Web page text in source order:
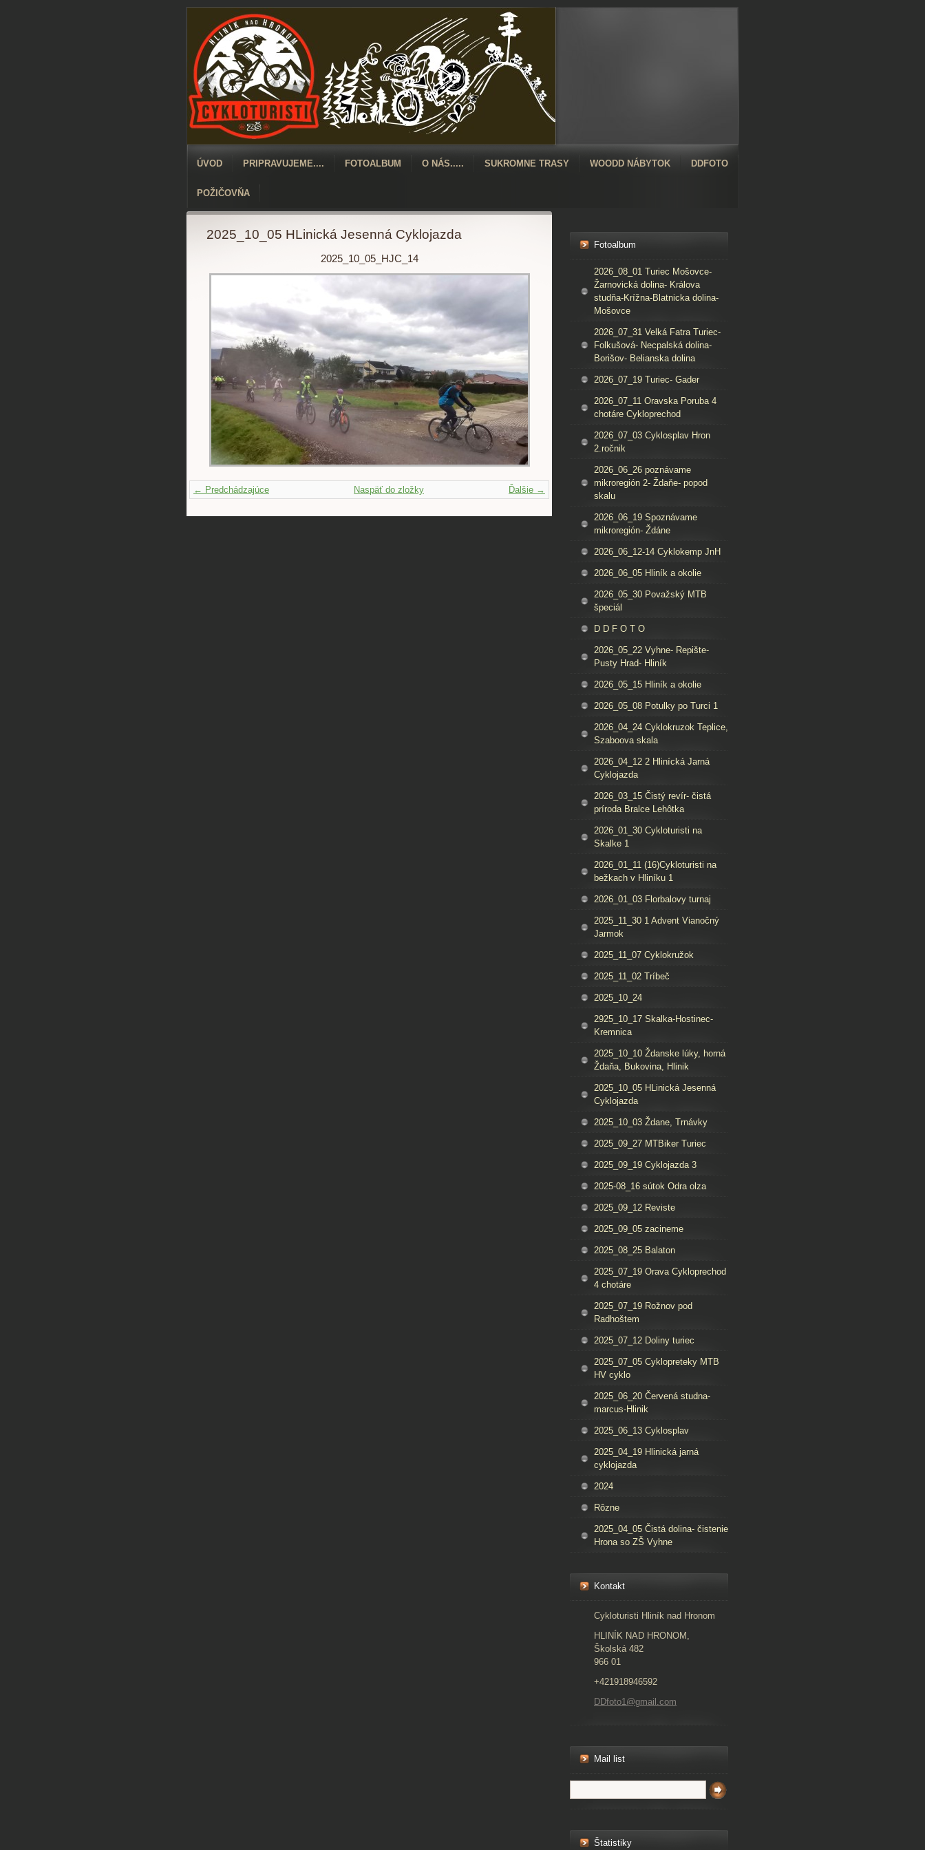
ÚVOD PRIPRAVUJEME.... FOTOALBUM O NÁS..... SUKROMNE TRASY WOODD NÁBYTOK DDFOTO
POŽIČOVŇA
2025_10_05 HLinická Jesenná Cyklojazda
2025_10_05_HJC_14
← Predchádzajúce Ďalšie →
Naspäť do zložky
Fotoalbum
2026_08_01 Turiec Mošovce-
Žarnovická dolina- Králova
studňa-Krížna-Blatnicka dolina-
Mošovce
2026_07_31 Velká Fatra Turiec-
Folkušová- Necpalská dolina-
Borišov- Belianska dolina
2026_07_19 Turiec- Gader
2026_07_11 Oravska Poruba 4
chotáre Cykloprechod
2026_07_03 Cyklosplav Hron
2.ročnik
2026_06_26 poznávame
mikroregión 2- Ždaňe- popod
skalu
2026_06_19 Spoznávame
mikroregión- Ždáne
2026_06_12-14 Cyklokemp JnH
2026_06_05 Hliník a okolie
2026_05_30 Považský MTB
špeciál
D D F O T O
2026_05_22 Vyhne- Repište-
Pusty Hrad- Hliník
2026_05_15 Hliník a okolie
2026_05_08 Potulky po Turci 1
2026_04_24 Cyklokruzok Teplice,
Szaboova skala
2026_04_12 2 Hlinícká Jarná
Cyklojazda
2026_03_15 Čistý revír- čistá
príroda Bralce Lehôtka
2026_01_30 Cykloturisti na
Skalke 1
2026_01_11 (16)Cykloturisti na
bežkach v Hliníku 1
2026_01_03 Florbalovy turnaj
2025_11_30 1 Advent Vianočný
Jarmok
2025_11_07 Cyklokružok
2025_11_02 Tríbeč
2025_10_24
2925_10_17 Skalka-Hostinec-
Kremnica
2025_10_10 Ždanske lúky, horná
Ždaňa, Bukovina, Hlinik
2025_10_05 HLinická Jesenná
Cyklojazda
2025_10_03 Ždane, Trnávky
2025_09_27 MTBiker Turiec
2025_09_19 Cyklojazda 3
2025-08_16 sútok Odra olza
2025_09_12 Reviste
2025_09_05 zacineme
2025_08_25 Balaton
2025_07_19 Orava Cykloprechod
4 chotáre
2025_07_19 Rožnov pod
Radhoštem
2025_07_12 Doliny turiec
2025_07_05 Cyklopreteky MTB
HV cyklo
2025_06_20 Červená studna-
marcus-Hlinik
2025_06_13 Cyklosplav
2025_04_19 Hlinická jarná
cyklojazda
2024
Rôzne
2025_04_05 Čistá dolina- čistenie
Hrona so ZŠ Vyhne
Kontakt
Cykloturisti Hliník nad Hronom
HLINÍK NAD HRONOM,
Školská 482
966 01
+421918946592
DDfoto1@gmail.com
Mail list
Štatistiky